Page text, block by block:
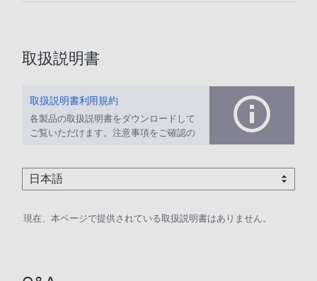
取扱説明書
取扱説明書利用規約
各製品の取扱説明書をダウンロードして
ご覧いただけます。注意事項をご確認の
現在、本ページで提供されている取扱説明書はありません。